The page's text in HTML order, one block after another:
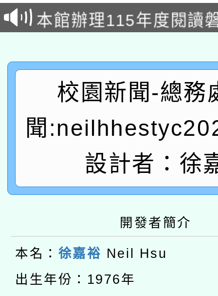
招)
本館辦理115年度閱讀
礎課程
A3數位素養講師名單
「數位內容與教學軟
pilot」
有關大陸委員會函釋公
薪期間赴陸應申請許可
轉知經濟部水利署委託
業技術研究院辦理「
用水績優單位及節水達
115年8月22日(星期六
桃園市孔廟祈福系列
開 智慧啟航」
2026年桃園地景藝術
招甄選結果公告(無人
招)
適應運動共學行動站研
本館辦理115年度閱讀
暨閱讀推動專業研習
科技賦能─人工智慧
校園新聞-總務
聞
設計者：徐
開發者簡介
本名： 徐嘉裕 Neil Hsu
出生年份：1976年